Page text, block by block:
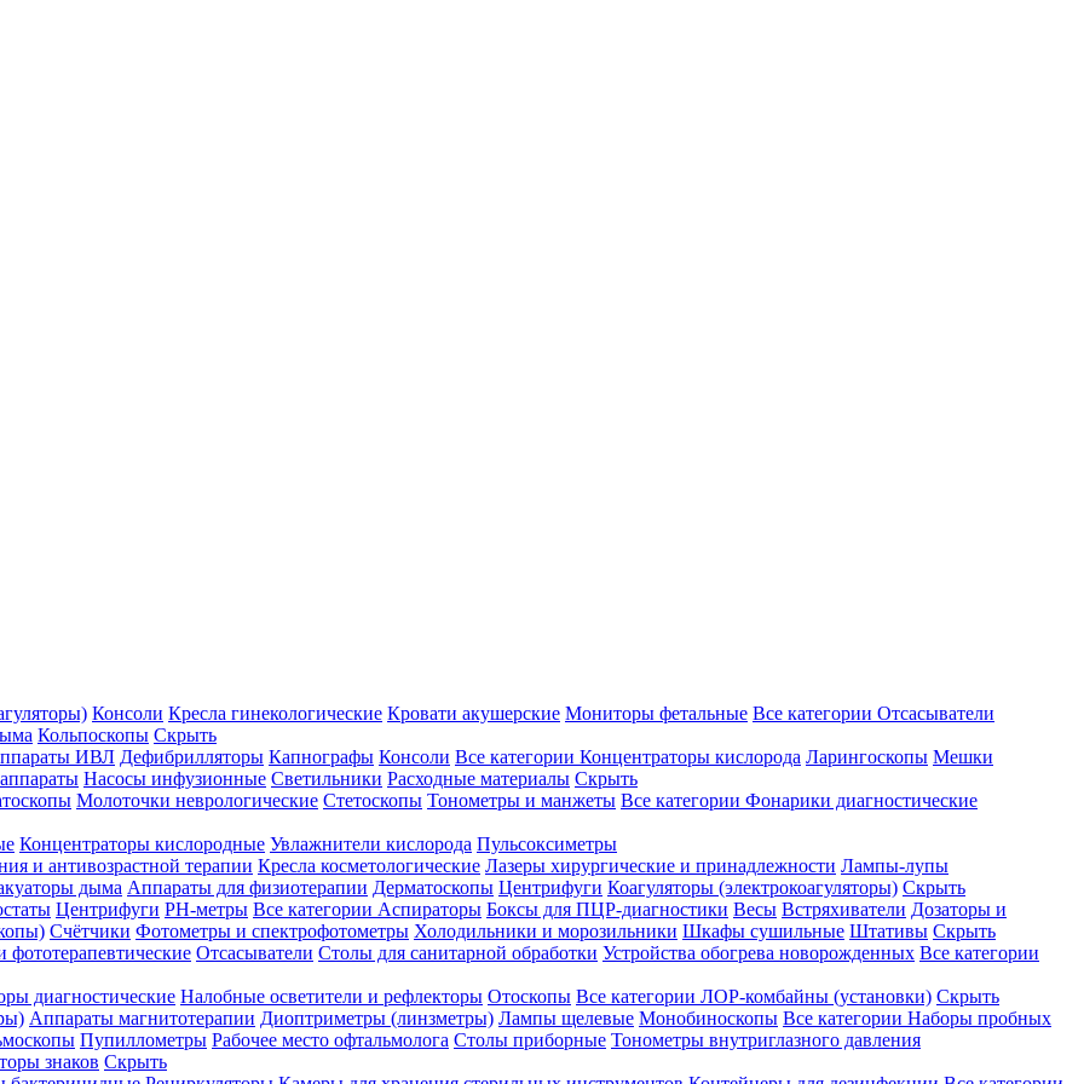
Консоли Кресла гинекологические Кровати акушерские Мониторы фетальные Все категории Отсасыватели
Кольпоскопы Скрыть
ИВЛ Дефибрилляторы Капнографы Консоли Все категории Концентраторы кислорода Ларингоскопы Мешки
Насосы инфузионные Светильники Расходные материалы Скрыть
Молоточки неврологические Стетоскопы Тонометры и манжеты Все категории Фонарики диагностические
Концентраторы кислородные Увлажнители кислорода Пульсоксиметры
и антивозрастной терапии Кресла косметологические Лазеры хирургические и принадлежности Лампы-лупы
дыма Аппараты для физиотерапии Дерматоскопы Центрифуги Коагуляторы (электрокоагуляторы) Скрыть
Центрифуги PH-метры Все категории Аспираторы Боксы для ПЦР-диагностики Весы Встряхиватели Дозаторы и
Счётчики Фотометры и спектрофотометры Холодильники и морозильники Шкафы сушильные Штативы Скрыть
фототерапевтические Отсасыватели Столы для санитарной обработки Устройства обогрева новорожденных Все категории
диагностические Налобные осветители и рефлекторы Отоскопы Все категории ЛОР-комбайны (установки) Скрыть
Аппараты магнитотерапии Диоптриметры (линзметры) Лампы щелевые Монобиноскопы Все категории Наборы пробных
Пупиллометры Рабочее место офтальмолога Столы приборные Тонометры внутриглазного давления
знаков Скрыть